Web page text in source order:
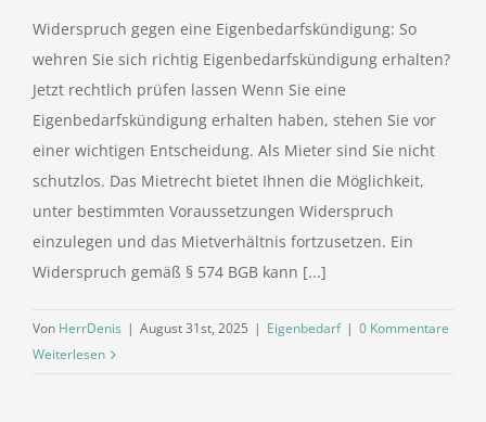
Widerspruch gegen eine Eigenbedarfskündigung: So
wehren Sie sich richtig Eigenbedarfskündigung erhalten?
Jetzt rechtlich prüfen lassen Wenn Sie eine
Eigenbedarfskündigung erhalten haben, stehen Sie vor
einer wichtigen Entscheidung. Als Mieter sind Sie nicht
schutzlos. Das Mietrecht bietet Ihnen die Möglichkeit,
unter bestimmten Voraussetzungen Widerspruch
einzulegen und das Mietverhältnis fortzusetzen. Ein
Widerspruch gemäß § 574 BGB kann [...]
Von HerrDenis | August 31st, 2025 | Eigenbedarf | 0 Kommentare
Weiterlesen